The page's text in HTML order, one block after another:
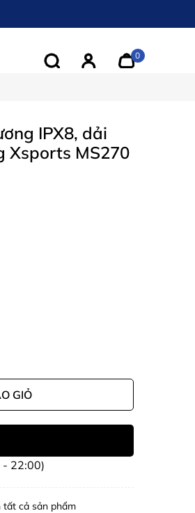
0
IPX8, dải
Xsports MS270
GIỎ
- 22:00)
tất cả sản phẩm